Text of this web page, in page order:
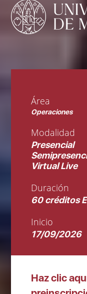
Área
Operaciones
Modalidad
Presencial
Virtual Live
Duración
60 créditos
Inicio
17/09/2026
Haz clic